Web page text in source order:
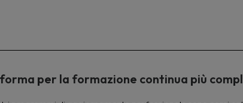
per la formazione continua più